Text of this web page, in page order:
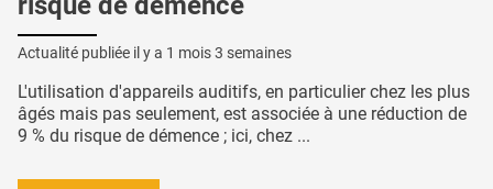
Actualité publiée il y a 1 mois 3 semaines
L'utilisation d'appareils auditifs, en particulier chez les plus
âgés mais pas seulement, est associée à une réduction de
9 % du risque de démence ; ici, chez ...